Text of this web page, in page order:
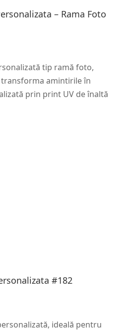
– Rama Foto
tip ramă foto,
amintirile în
prin print UV de înaltă
#182
ideală pentru